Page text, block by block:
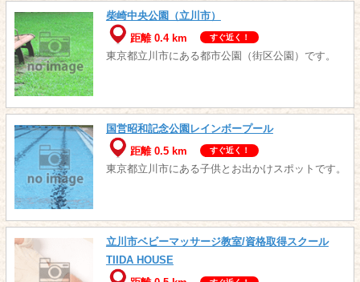
柴崎中央公園（立川市）
距離 0.4 km
すぐ近く！
東京都立川市にある都市公園（街区公園）です。
国営昭和記念公園レインボープール
距離 0.5 km
すぐ近く！
東京都立川市にある子供とお出かけスポットです。
立川市ベビーマッサージ教室/資格取得スクール
TIIDA HOUSE